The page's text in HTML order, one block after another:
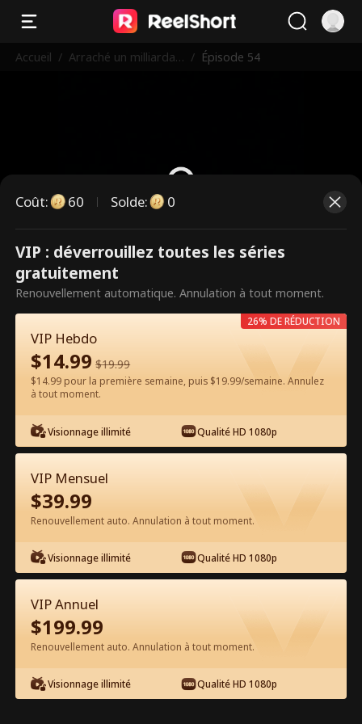
Accueil / Arraché un milliardair / Épisode 54
Ce sont des épisodes payants.
Débloquez pour regarder.
Regarder gratuitement sur l'App
Épisode 54 - Arraché un milliardaire
pour être mon mari Film complet
1-50 51-63 Tous les épisodes
Coût: 60 Solde: 0
VIP : déverrouillez toutes les séries
gratuitement
Renouvellement automatique. Annulation à tout moment.
VIP Hebdo
$14.99 $19.99
$14.99 pour la première semaine, puis $19.99/semaine. Annulez
à tout moment.
Visionnage illimité Qualité HD 1080p
26% DE RÉDUCTION
VIP Mensuel
$39.99
Renouvellement auto. Annulation à tout moment.
Visionnage illimité Qualité HD 1080p
VIP Annuel
$199.99
Renouvellement auto. Annulation à tout moment.
Visionnage illimité Qualité HD 1080p